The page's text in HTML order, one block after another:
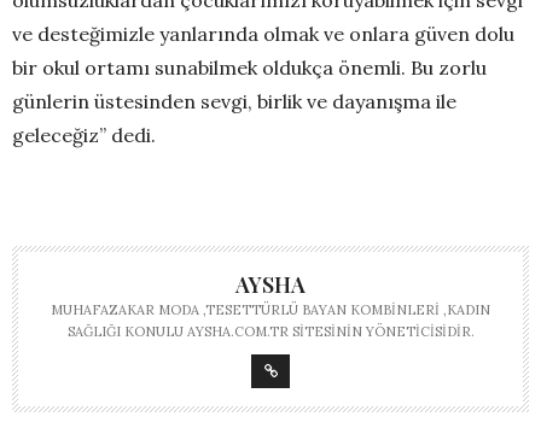
ve desteğimizle yanlarında olmak ve onlara güven dolu
bir okul ortamı sunabilmek oldukça önemli. Bu zorlu
günlerin üstesinden sevgi, birlik ve dayanışma ile
geleceğiz” dedi.
AYSHA
MUHAFAZAKAR MODA ,TESETTÜRLÜ BAYAN KOMBINLERI ,KADIN
SAĞLIĞI KONULU AYSHA.COM.TR SITESININ YÖNETICISIDIR.